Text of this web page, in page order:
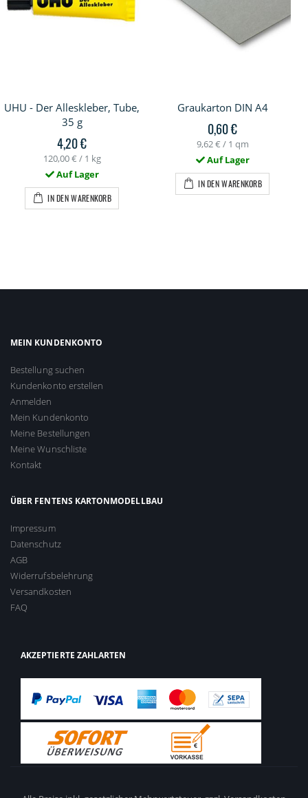
UHU - Der Alleskleber, Tube,
35 g
4,20 €
120,00 € / 1 kg
Auf Lager
IN DEN WARENKORB
Graukarton DIN A4
0,60 €
9,62 € / 1 qm
Auf Lager
IN DEN WARENKORB
MEIN KUNDENKONTO
Bestellung suchen
Kundenkonto erstellen
Anmelden
Mein Kundenkonto
Meine Bestellungen
Meine Wunschliste
Kontakt
ÜBER FENTENS KARTONMODELLBAU
Impressum
Datenschutz
AGB
Widerrufsbelehrung
Versandkosten
FAQ
AKZEPTIERTE ZAHLARTEN